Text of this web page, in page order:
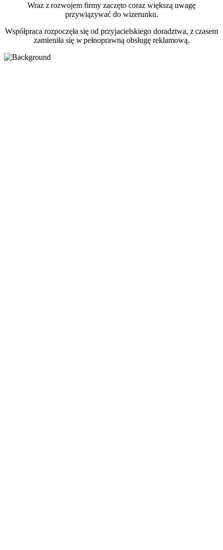
Wraz z rozwojem firmy zaczęto coraz większą uwagę
przywiązywać do wizerunku.
Współpraca rozpoczęła się od przyjacielskiego doradztwa, z czasem
zamieniła się w pełnoprawną obsługę reklamową.